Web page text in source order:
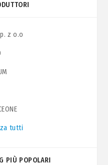
z o.o
tutti
PIÙ POPOLARI